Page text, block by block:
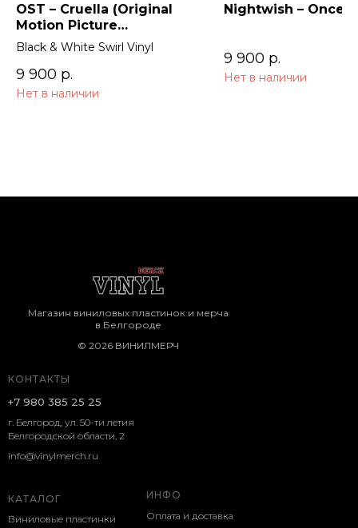
OST – Cruella (Original
Motion Picture
Soundtrack) 2LP
Black & White Swirl Vinyl
9 900 р.
Нет в наличии
Nightwish – Once
9 900 р.
Нет в наличии
КОНТАКТЫ
г. Белгород, ул. 50-ти летия
Белгородской области, 2
КАТАЛОГ
Виниловые пластинки
ИНФО
Оплата и доставка
+7 980 385 25 25
Магазин виниловых пластинок и мерча
в Белгороде
© 2026 ВИНИЛМЕРЧ
info@vinylmerch.ru